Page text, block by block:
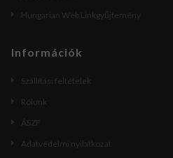
Hungarian Web Linkgyűjtemény
Információk
Szállítási feltételek
Rólunk
ÁSZF
Adatvédelmi nyilatkozat